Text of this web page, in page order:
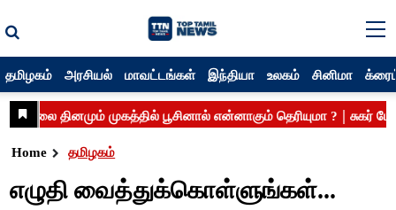
தமிழகம் அரசியல் மாவட்டங்கள் இந்தியா உலகம் சினிமா
Home தமிழகம்
எழுதி வைத்துக்கொள்ளுங்கள்...